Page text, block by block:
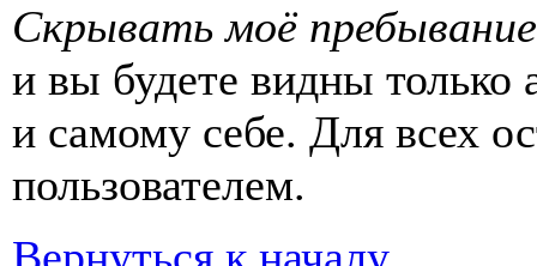
Скрывать моё
и вы будете видны только
и самому себе. Для всех
пользователем.